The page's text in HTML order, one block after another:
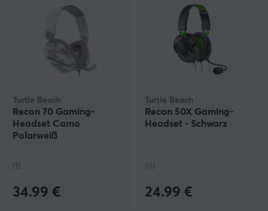
Turtle Beach
Recon 70 Gaming-
Headset Camo
Polarweiß
(1)
34.99 €
Turtle Beach
Recon 50X Gaming-
Headset - Schwarz
(0)
24.99 €